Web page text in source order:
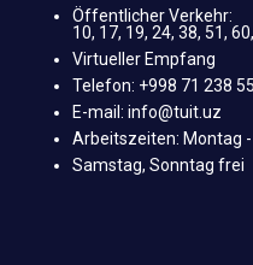
Öffentlicher Verkehr:
10, 17, 19, 24, 38, 51,
Virtueller Empfang
Telefon: +998 71 238
E-mail: info@tuit.uz
Arbeitszeiten: Montag -
Samstag, Sonntag frei